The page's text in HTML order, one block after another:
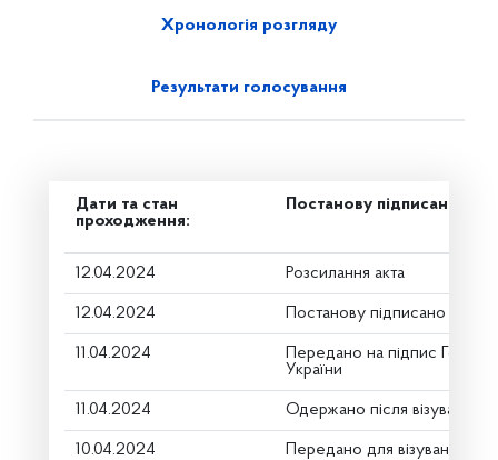
Хронологія розгляду
Результати голосування
Дати та стан
проходження:
Постанову підписано
12.04.2024 Розсилання акта
12.04.2024 Постанову підписано
11.04.2024
Передано на підпис Голові
України
11.04.2024 Одержано після візування
10.04.2024 Передано для візування в